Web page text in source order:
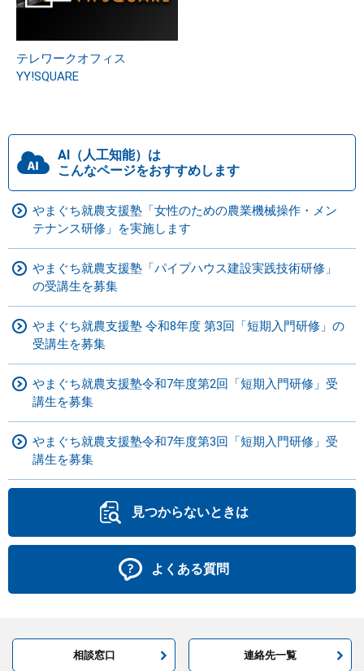
テレワークオフィス
YY!SQUARE
AI（人工知能）は
こんなページをおすすめします
やまぐち就農支援塾「女性のための農業機械操作・メン
テナンス研修」を実施します
やまぐち就農支援塾「パイプハウス建設実践技術研修」
の受講生を募集
やまぐち就農支援塾 令和8年度 第3回「短期入門研修」の
受講生を募集
やまぐち就農支援塾令和7年度第2回「短期入門研修」受
講生を募集
やまぐち就農支援塾令和7年度第3回「短期入門研修」受
講生を募集
見つからないときは
よくある質問
相談窓口 連絡先一覧